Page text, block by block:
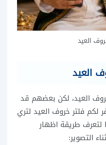
العيد
العيد
العيد، لكن بعضهم قد
لكم فلتر خروف العيد لتري
لتعرف طريقة اظهار
التصوير: